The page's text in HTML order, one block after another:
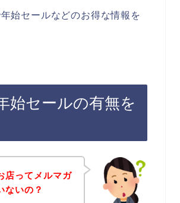
始セールなどのお得な情報を
始セールの有無を
店ってメルマガ
ないの？